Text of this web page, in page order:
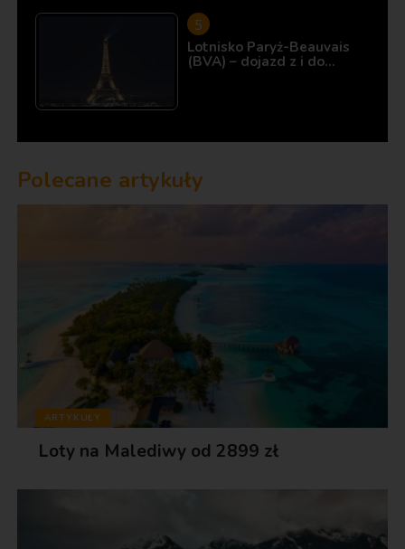
Lotnisko Paryż-Beauvais
(BVA) – dojazd z i do…
Polecane artykuły
ARTYKUŁY
Loty na Malediwy od 2899 zł